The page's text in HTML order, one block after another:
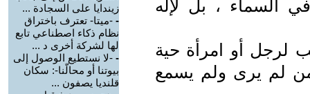
السماء ، بل لإله
لرجل أو امرأة حية
لم يرى ولم يسمع
زيندايا على السجادة ...
- -ميتا- تعترف باختراق
نظام ذكاء اصطناعي تابع
لها لشركة أخرى د ...
- -لا نستطيع الوصول إلى
بيوتنا أو محالّنا-: سكان
قلنديا يصفون ...